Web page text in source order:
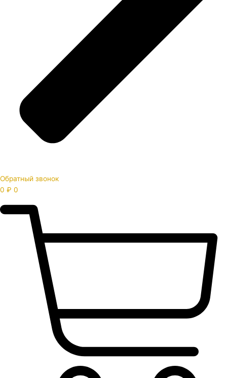
Обратный звонок
0 ₽ 0